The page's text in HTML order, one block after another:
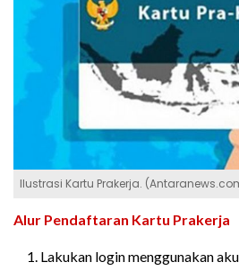
Ilustrasi Kartu Prakerja.
Alur Pendaftaran Kartu Prakerja
Lakukan login menggunakan